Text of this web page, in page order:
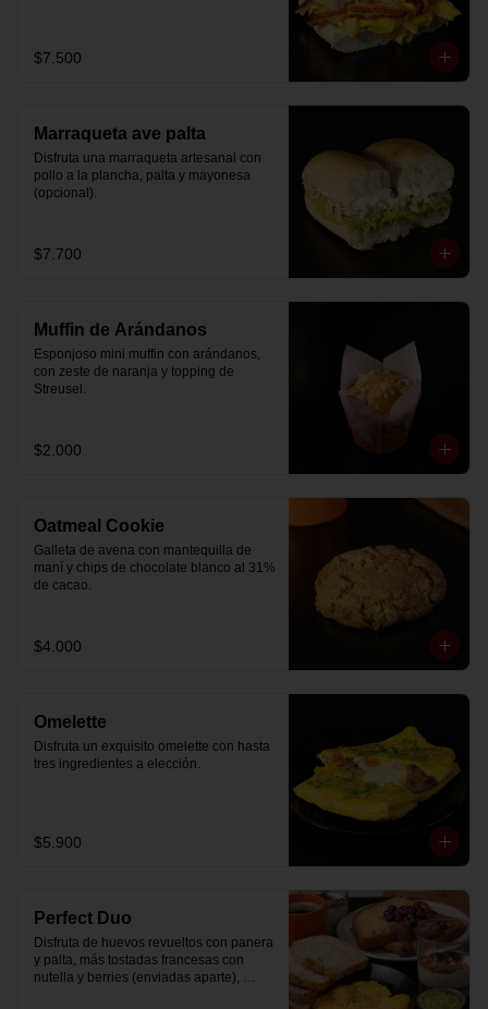
$7.500
Marraqueta ave palta
Disfruta una marraqueta artesanal con
pollo a la plancha, palta y mayonesa
(opcional).
$7.700
Muffin de Arándanos
Esponjoso mini muffin con arándanos,
con zeste de naranja y topping de
Streusel.
$2.000
Oatmeal Cookie
Galleta de avena con mantequilla de
maní y chips de chocolate blanco al 31%
de cacao.
$4.000
Omelette
Disfruta un exquisito omelette con hasta
tres ingredientes a elección.
$5.900
Perfect Duo
Disfruta de huevos revueltos con panera
y palta, más tostadas francesas con
nutella y berries (enviadas aparte),